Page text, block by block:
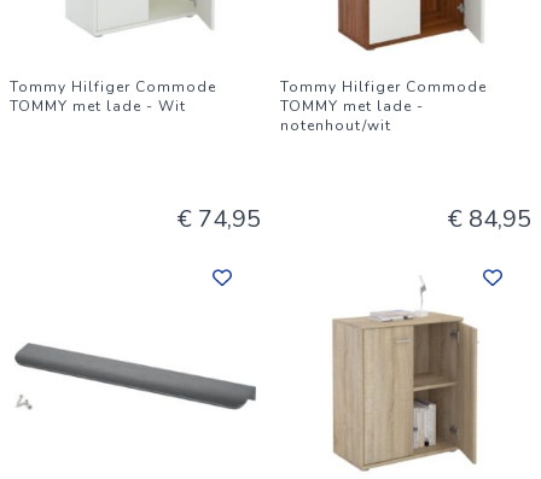
Tommy Hilfiger Commode
TOMMY met lade - Wit
€ 74,95
Tommy Hilfiger Commode
TOMMY met lade -
notenhout/wit
€ 84,95